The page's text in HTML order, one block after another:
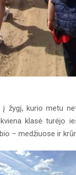
žygį, kurio metu
klasė turėjo
– medžiuose ir